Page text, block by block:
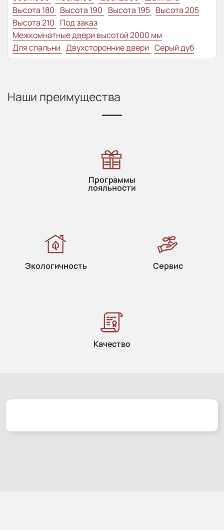
Высота 180 Высота 190 Высота 195 Высота 205
Высота 210 Под заказ
Межкомнатные двери высотой 2000 мм
Для спальни Двухсторонние двери Серый дуб
Наши преимущества
Программы
лояльности
Экологичность Сервис
Качество